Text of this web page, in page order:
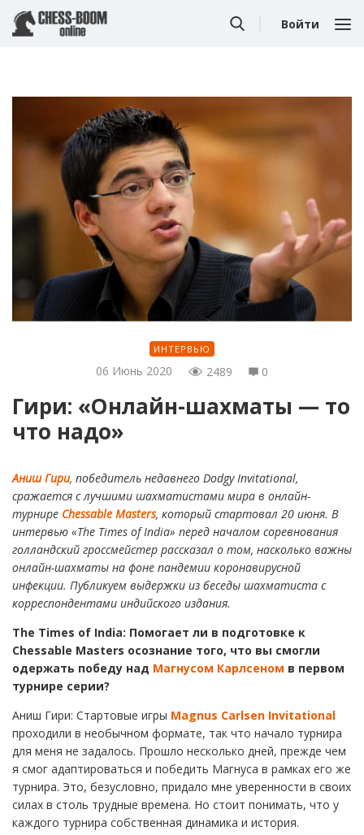
Войти
ИНТЕРВЬЮ
06 Июнь 2020 2489 0
Гири: «Онлайн-шахматы — то
что надо»
Аниш Гири, победитель недавнего Dodgy Invitational,
сражается с лучшими шахматистами мира в онлайн-
турнире Chessable Masters, который стартовал 20 июня. В
интервью «The Times of India» перед началом соревнования
голландский гроссмейстер рассказал о том, насколько важны
онлайн-шахматы на фоне пандемии коронавирусной
инфекции. Публикуем выдержки из беседы шахматиста с
корреспондентами индийского издания.
The Times of India: Помогает ли в подготовке к
Chessable Masters осознание того, что вы смогли
одержать победу над Магнусом Карлсеном в первом
турнире серии?
Аниш Гири: Стартовые игры Magnus Carlsen Invitational
проходили в необычном формате, так что начало турнира
для меня не задалось. Прошло несколько дней, прежде чем
я смог адаптироваться и победить Магнуса в рамках его же
турнира. Это, безусловно, придало мне уверенности в своих
силах в столь трудные времена. Но стоит понимать, что у
каждого турнира собственная динамика и история.